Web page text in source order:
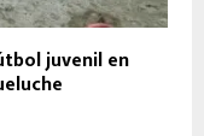
juvenil en